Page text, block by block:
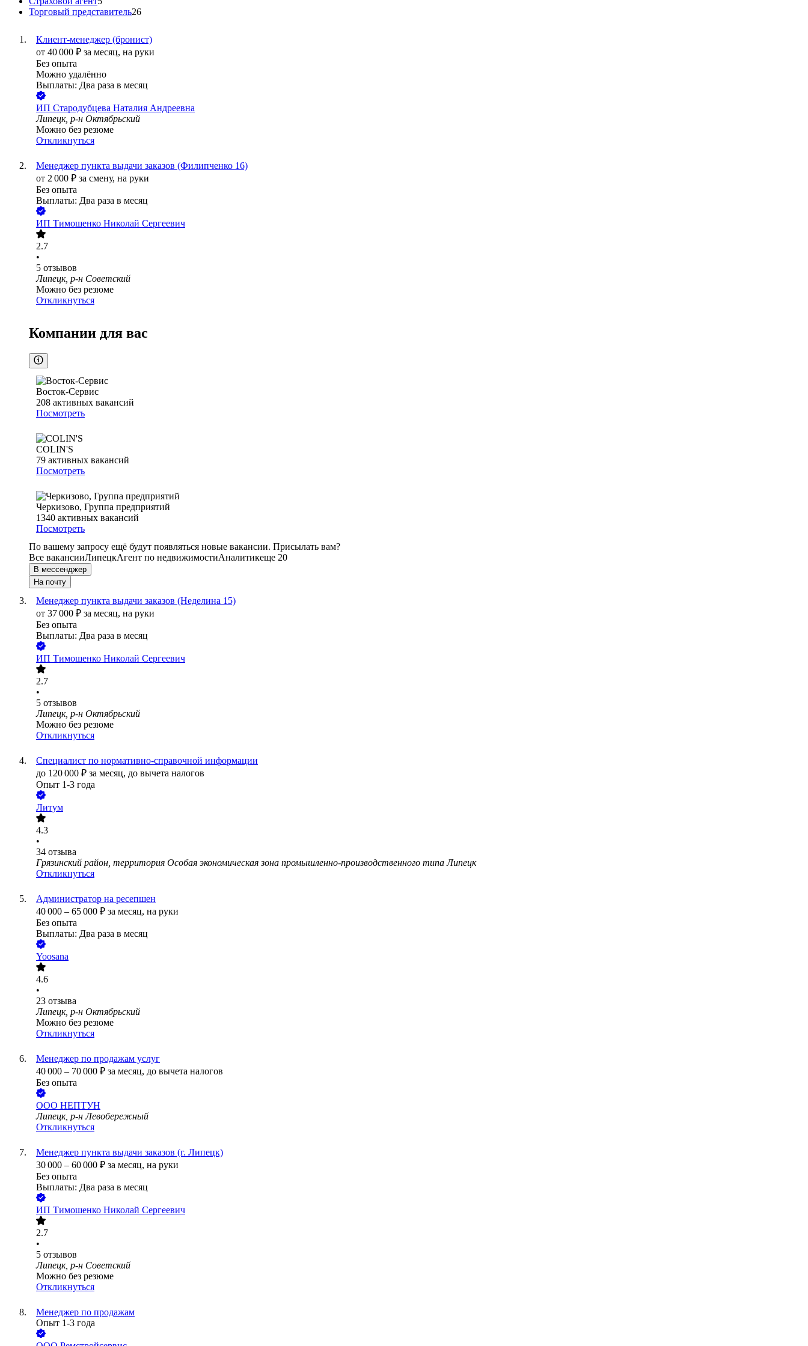
Торговый представитель26
Клиент-менеджер (бронист)
от 40 000 ₽ за месяц, на руки
Без опыта
Можно удалённо
Выплаты: Два раза в месяц
ИП Стародубцева Наталия Андреевна
Липецк, р-н Октябрьский
Можно без резюме
Откликнуться
Менеджер пункта выдачи заказов (Филипченко 16)
от 2 000 ₽ за смену, на руки
Без опыта
Выплаты: Два раза в месяц
ИП Тимошенко Николай Сергеевич
2.7
•
5 отзывов
Липецк, р-н Советский
Можно без резюме
Откликнуться
Компании для вас
Восток-Сервис
208 активных вакансий
Посмотреть
COLIN'S
79 активных вакансий
Посмотреть
Черкизово, Группа предприятий
1340 активных вакансий
Посмотреть
По вашему запросу ещё будут появляться новые вакансии. Присылать вам?
Все вакансииЛипецкАгент по недвижимостиАналитикеще 20
В мессенджер
На почту
Менеджер пункта выдачи заказов (Неделина 15)
от 37 000 ₽ за месяц, на руки
Без опыта
Выплаты: Два раза в месяц
ИП Тимошенко Николай Сергеевич
2.7
•
5 отзывов
Липецк, р-н Октябрьский
Можно без резюме
Откликнуться
Специалист по нормативно-справочной информации
до 120 000 ₽ за месяц, до вычета налогов
Опыт 1-3 года
Литум
4.3
•
34 отзыва
Грязинский район, территория Особая экономическая зона промышленно-производственного типа Липецк
Откликнуться
Администратор на ресепшен
40 000 – 65 000 ₽ за месяц, на руки
Без опыта
Выплаты: Два раза в месяц
Yoosana
4.6
•
23 отзыва
Липецк, р-н Октябрьский
Можно без резюме
Откликнуться
Менеджер по продажам услуг
40 000 – 70 000 ₽ за месяц, до вычета налогов
Без опыта
ООО НЕПТУН
Липецк, р-н Левобережный
Откликнуться
Менеджер пункта выдачи заказов (г. Липецк)
30 000 – 60 000 ₽ за месяц, на руки
Без опыта
Выплаты: Два раза в месяц
ИП Тимошенко Николай Сергеевич
2.7
•
5 отзывов
Липецк, р-н Советский
Можно без резюме
Откликнуться
Менеджер по продажам
Опыт 1-3 года